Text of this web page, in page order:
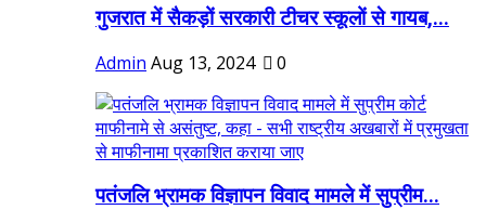
गुजरात में सैकड़ों सरकारी टीचर स्कूलों से गायब,...
Admin Aug 13, 2024 0
पतंजलि भ्रामक विज्ञापन विवाद मामले में सुप्रीम...